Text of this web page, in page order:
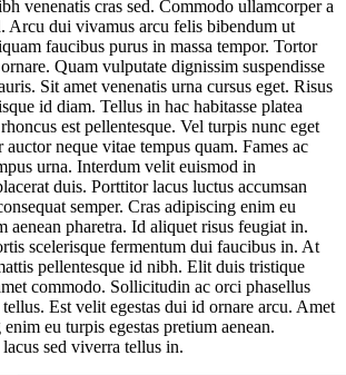
venenatis cras sed. Commodo ullamcorper a
Arcu dui vivamus arcu felis bibendum ut
faucibus purus in massa tempor. Tortor
Quam vulputate dignissim suspendisse
Sit amet venenatis urna cursus eget. Risus
id diam. Tellus in hac habitasse platea
est pellentesque. Vel turpis nunc eget
auctor neque vitae tempus quam. Fames ac
urna. Interdum velit euismod in
duis. Porttitor lacus luctus accumsan
semper. Cras adipiscing enim eu
aenean pharetra. Id aliquet risus feugiat in.
scelerisque fermentum dui faucibus in. At
pellentesque id nibh. Elit duis tristique
commodo. Sollicitudin ac orci phasellus
Est velit egestas dui id ornare arcu. Amet
eu turpis egestas pretium aenean.
sed viverra tellus in.